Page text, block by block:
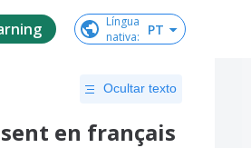
Língua
nativa: PT
Ocultar texto
en français